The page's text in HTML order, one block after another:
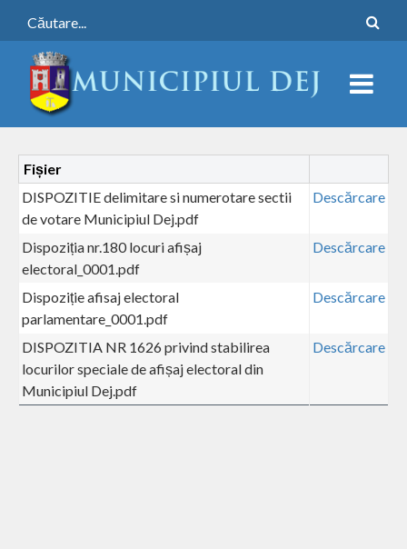
Fișier
DISPOZITIE delimitare si numerotare sectii
de votare Municipiul Dej.pdf
Descărcare
Dispoziția nr.180 locuri afișaj
electoral_0001.pdf
Descărcare
Dispoziție afisaj electoral
parlamentare_0001.pdf
Descărcare
DISPOZITIA NR 1626 privind stabilirea
locurilor speciale de afișaj electoral din
Municipiul Dej.pdf
Descărcare